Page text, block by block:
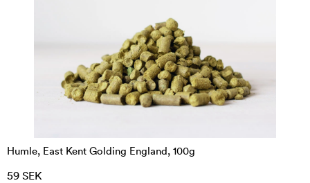
Humle, East Kent Golding England, 100g
59 SEK